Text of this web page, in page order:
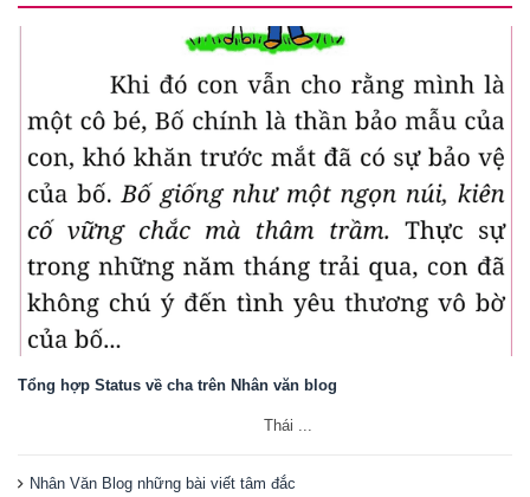
Tổng hợp Status về cha trên Nhân văn blog
Thái ...
Nhân Văn Blog những bài viết tâm đắc